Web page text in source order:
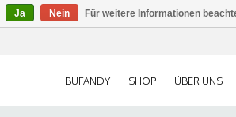
BUFANDY SHOP ÜBER UNS
Ja Nein Für weitere Informationen